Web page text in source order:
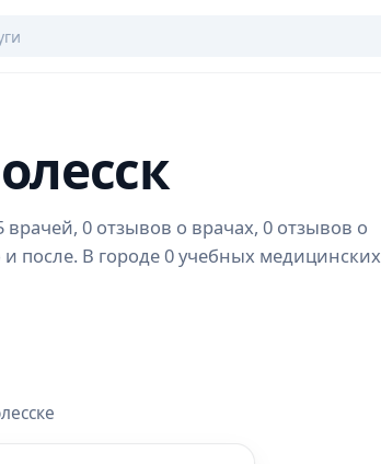
0 отзывов о врачах, 0 отзывов о
после. В городе 0 учебных медицинских